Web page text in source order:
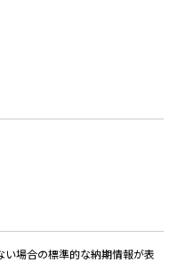
場合の標準的な納期情報が表